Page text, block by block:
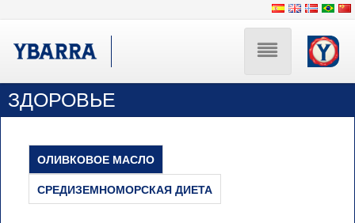

Skip
content
МЫ
ИСТОРИЯ
ЗДОРОВЬЕ
ОЛИВКОВОЕ МАСЛО
СРЕДИЗЕМНОМОРСКАЯ ДИЕТА